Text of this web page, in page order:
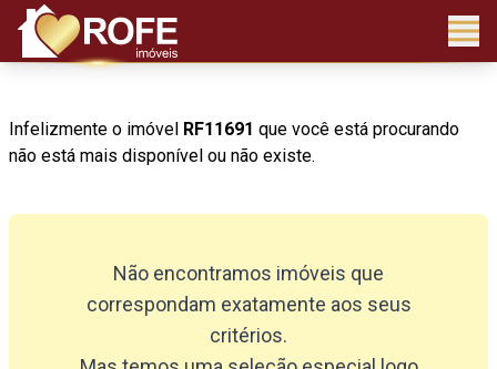
Infelizmente o imóvel RF11691 que você está procurando
não está mais disponível ou não existe.
Não encontramos imóveis que
correspondam exatamente aos seus
critérios.